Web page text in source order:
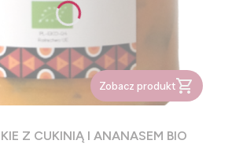
Zobacz produkt
Z CUKINIĄ I ANANASEM BIO